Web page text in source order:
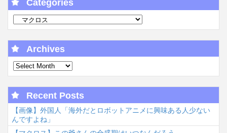
Categories
Archives
Recent Posts
【画像】外国人「海外だとロボットアニメに興味ある人少ない
んですよね」